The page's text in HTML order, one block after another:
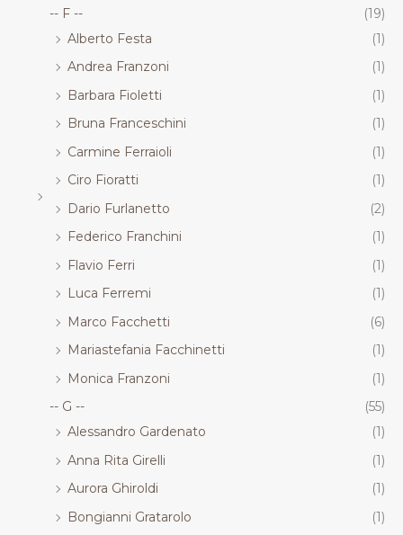
-- F --
(19)
Alberto Festa
(1)
Andrea Franzoni
(1)
Barbara Fioletti
(1)
Bruna Franceschini
(1)
Carmine Ferraioli
(1)
Ciro Fioratti
(1)
Dario Furlanetto
(2)
Federico Franchini
(1)
Flavio Ferri
(1)
Luca Ferremi
(1)
Marco Facchetti
(6)
Mariastefania Facchinetti
(1)
Monica Franzoni
(1)
-- G --
(55)
Alessandro Gardenato
(1)
Anna Rita Girelli
(1)
Aurora Ghiroldi
(1)
Bongianni Gratarolo
(1)